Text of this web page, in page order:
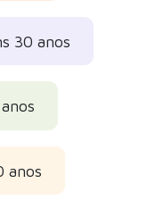
30 anos
anos